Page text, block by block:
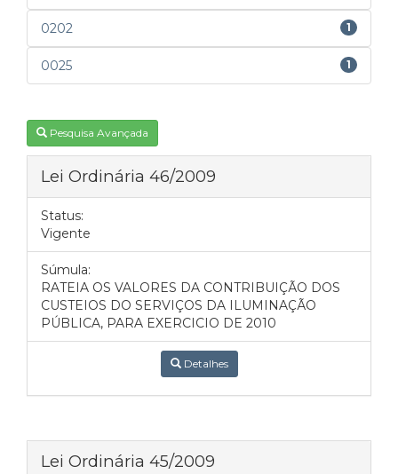
0202 1
0025 1
Pesquisa Avançada
Lei Ordinária 46/2009
Status:
Vigente
Súmula:
RATEIA OS VALORES DA CONTRIBUIÇÃO DOS
CUSTEIOS DO SERVIÇOS DA ILUMINAÇÃO
PÚBLICA, PARA EXERCICIO DE 2010
Detalhes
Lei Ordinária 45/2009